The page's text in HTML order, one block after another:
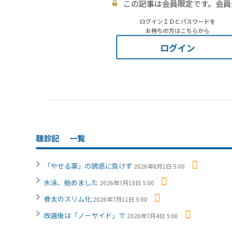
この記事は会員限定です。会
ログインＩＤとパスワードを
お持ちの方はこちらから
ログイン
聴診記 一覧
「やせる薬」の誘惑に負けず 2026年8月1日 5:00
水泳、始めました 2026年7月18日 5:00
骨太のスリム化 2026年7月11日 5:00
改選後は「ノーサイド」で 2026年7月4日 5:00